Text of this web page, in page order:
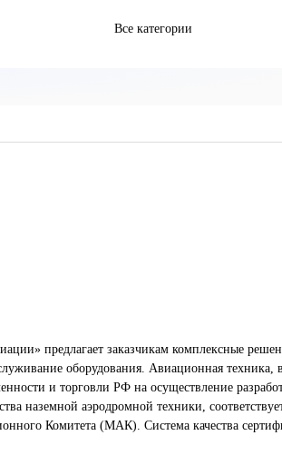
Все категории
предлагает заказчикам комплексные
оборудования. Авиационная техника,
и торговли РФ на осуществление
наземной аэродромной техники,
Комитета (МАК). Система качества